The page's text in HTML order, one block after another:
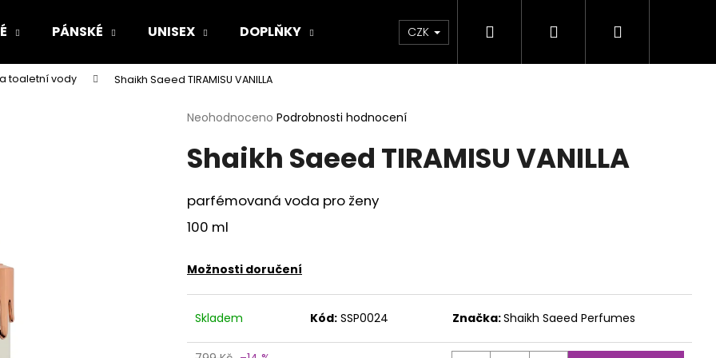
PÁNSKÉ UNISEX DOPLŇKY RODINY VŮNÍ
CZK Hledat PřihlášeníNákupní
toaletní vody Shaikh Saeed TIRAMISU VANILLA
Průměrné
produktu
je
5
hvězdiček.
Neohodnoceno Podrobnosti hodnocení
Shaikh Saeed TIRAMISU VANILLA
parfémovaná voda pro ženy
100 ml
Možnosti doručení
Skladem Kód: SSP0024 Značka:Shaikh Saeed Perfumes
Co potřebujete najít?
HLEDAT